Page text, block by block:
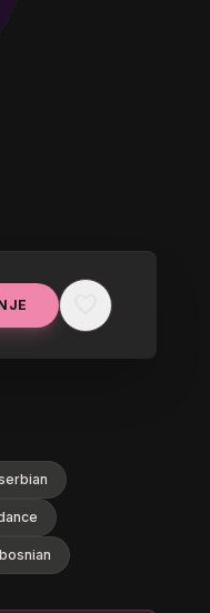
bosnian